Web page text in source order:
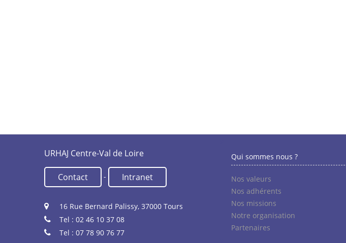
URHAJ Centre-Val de Loire
Contact - Intranet
16 Rue Bernard Palissy, 37000 Tours
Tel : 02 46 10 37 08
Tel : 07 78 90 76 77
Qui sommes nous ?
Nos valeurs
Nos adhérents
Nos missions
Notre organisation
Partenaires